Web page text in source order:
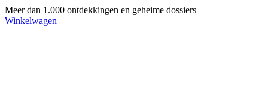
Meer dan 1.000 ontdekkingen en geheime dossiers
Winkelwagen